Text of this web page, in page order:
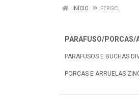
INÍCIO FERGEL
PARAFUSO/PORCAS/
PARAFUSOS E BUCHAS
PORCAS E ARRUELAS